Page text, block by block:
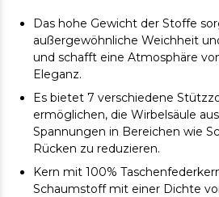
Das hohe Gewicht der Stoffe
außergewöhnliche Weichheit
und schafft eine Atmosphäre
Eleganz.
Es bietet 7 verschiedene
ermöglichen, die Wirbelsäule
Spannungen in Bereichen wie
Rücken zu reduzieren.
Kern mit 100%
Schaumstoff mit einer Dichte